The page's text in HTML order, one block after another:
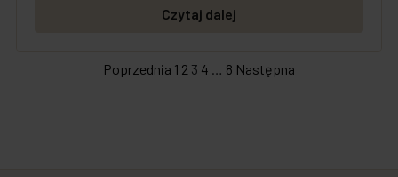
Czytaj dalej
Poprzednia 1 2 3 4 … 8 Następna